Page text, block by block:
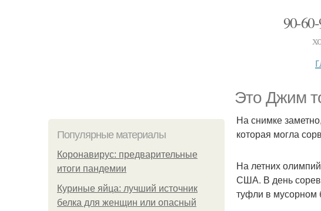
90-
Это Джим
Популярные материалы
Коронавирус: предварительные
итоги пандемии
Куриные яйца: лучший источник
белка для женщин или опасный
На снимке
которая могла
На летних
США. В день
туфли в мусорном